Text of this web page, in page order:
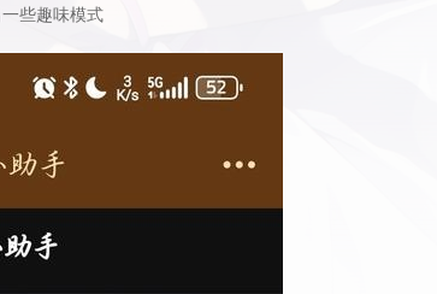
些趣味模式